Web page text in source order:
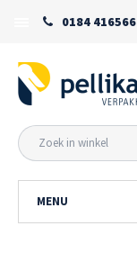
0184 416566
MENU